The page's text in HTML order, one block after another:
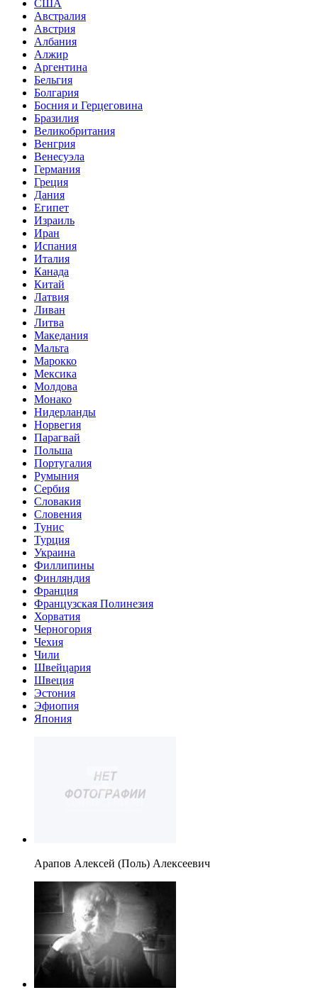
США
Австралия
Австрия
Албания
Алжир
Аргентина
Бельгия
Болгария
Босния и Герцеговина
Бразилия
Великобритания
Венгрия
Венесуэла
Германия
Греция
Дания
Египет
Израиль
Иран
Испания
Италия
Канада
Китай
Латвия
Ливан
Литва
Македания
Мальта
Марокко
Мексика
Молдова
Монако
Нидерланды
Норвегия
Парагвай
Польша
Португалия
Румыния
Сербия
Словакия
Словения
Тунис
Турция
Украина
Филлипины
Финляндия
Франция
Французская Полинезия
Хорватия
Черногория
Чехия
Чили
Швейцария
Швеция
Эстония
Эфиопия
Япония
Арапов Алексей (Поль) Алексеевич